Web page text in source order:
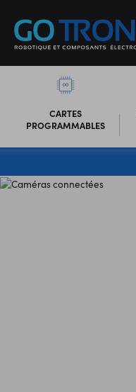
CARTES
PROGRAMMABLES